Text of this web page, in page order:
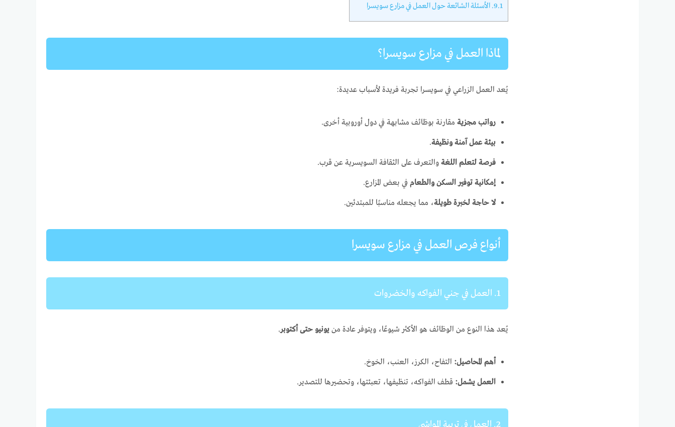
9.1. الأسئلة الشائعة حول العمل في مزارع سويسرا
لماذا العمل في مزارع سويسرا؟
يُعد العمل الزراعي في سويسرا تجربة فريدة لأسباب عديدة:
رواتب مجزية مقارنة بوظائف مشابهة في دول أوروبية أخرى.
بيئة عمل آمنة ونظيفة.
فرصة لتعلم اللغة والتعرف على الثقافة السويسرية عن قرب.
إمكانية توفير السكن والطعام في بعض المزارع.
لا حاجة لخبرة طويلة، مما يجعله مناسبًا للمبتدئين.
أنواع فرص العمل في مزارع سويسرا
1. العمل في جني الفواكه والخضروات
يُعد هذا النوع من الوظائف هو الأكثر شيوعًا، ويتوفر عادة من يونيو حتى أكتوبر.
أهم المحاصيل: التفاح، الكرز، العنب، الخوخ.
العمل يشمل: قطف الفواكه، تنظيفها، تعبئتها، وتحضيرها للتصدير.